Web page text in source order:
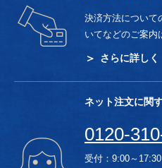
決済方法について
いてなどのご案内
さらに詳しく
ネット注文に関
0120-
受付：9:00～17:30